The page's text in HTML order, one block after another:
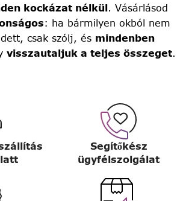
kockázat nélkül. Vásárlásod
: ha bármilyen okból nem
csak szólj, és mindenben
visszautaljuk a teljes összeget.
Segítőkész
ügyfélszolgálat